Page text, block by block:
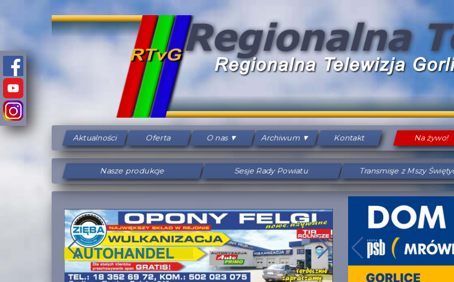
Aktualności Oferta O nas Archiwum Kontakt Na żywo!
Nasze produkcje Sesje Rady Powiatu Transmisje z Mszy